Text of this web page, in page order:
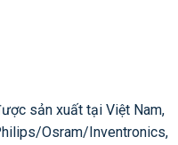
sản xuất tại Việt Nam,
Osram/Inventronics,